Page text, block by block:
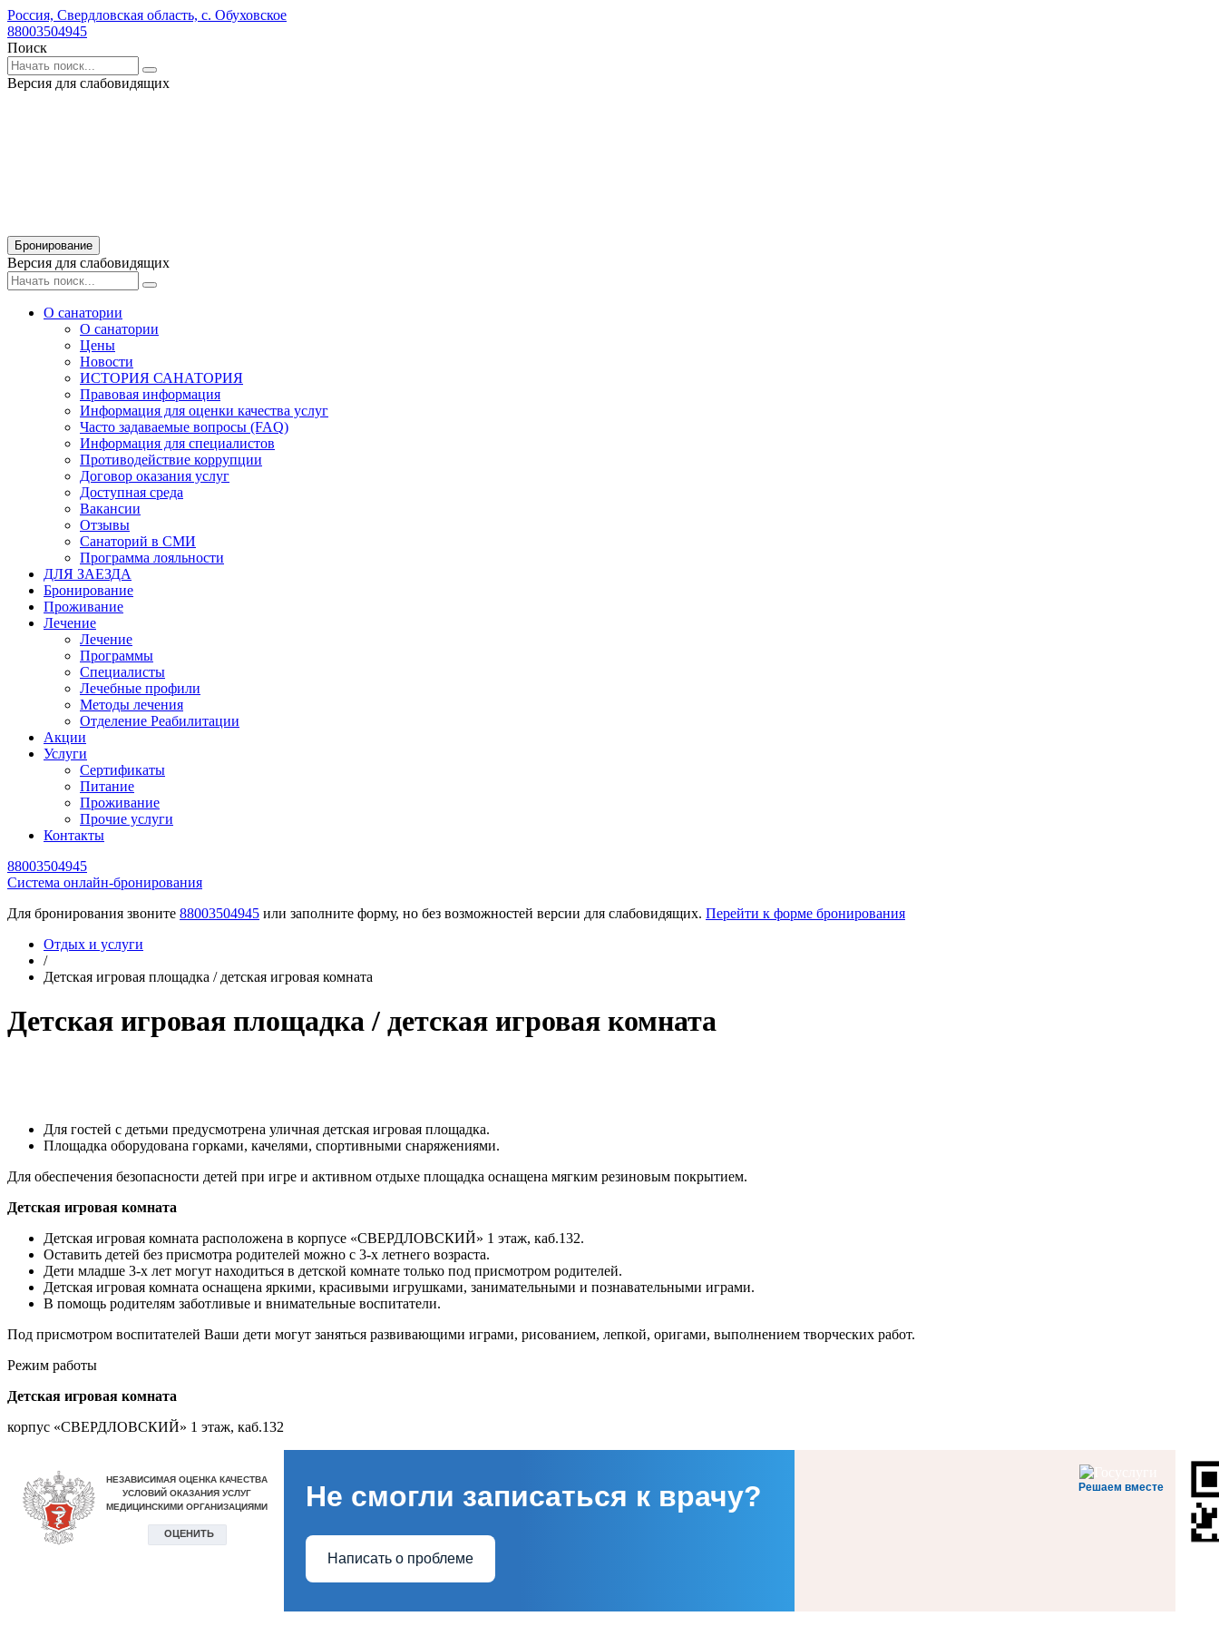
Россия, Свердловская область, с. Обуховское
88003504945
Поиск
Версия для слабовидящих
Бронирование
Версия для слабовидящих
О санатории
О санатории
Цены
Новости
ИСТОРИЯ САНАТОРИЯ
Правовая информация
Информация для оценки качества услуг
Часто задаваемые вопросы (FAQ)
Информация для специалистов
Противодействие коррупции
Договор оказания услуг
Доступная среда
Вакансии
Отзывы
Санаторий в СМИ
Программа лояльности
ДЛЯ ЗАЕЗДА
Бронирование
Проживание
Лечение
Лечение
Программы
Специалисты
Лечебные профили
Методы лечения
Отделение Реабилитации
Акции
Услуги
Сертификаты
Питание
Проживание
Прочие услуги
Контакты
88003504945
Cистема онлайн-бронирования
Для бронирования звоните 88003504945 или заполните форму, но без возможностей версии для слабовидящих. Перейти к форме бронирования
Отдых и услуги
/
Детская игровая площадка / детская игровая комната
Детская игровая площадка / детская игровая комната
Для гостей с детьми предусмотрена уличная детская игровая площадка.
Площадка оборудована горками, качелями, спортивными снаряжениями.
Для обеспечения безопасности детей при игре и активном отдыхе площадка оснащена мягким резиновым покрытием.
Детская игровая комната
Детская игровая комната расположена в корпусе «СВЕРДЛОВСКИЙ» 1 этаж, каб.132.
Оставить детей без присмотра родителей можно с 3-х летнего возраста.
Дети младше 3-х лет могут находиться в детской комнате только под присмотром родителей.
Детская игровая комната оснащена яркими, красивыми игрушками, занимательными и познавательными играми.
В помощь родителям заботливые и внимательные воспитатели.
Под присмотром воспитателей Ваши дети могут заняться развивающими играми, рисованием, лепкой, оригами, выполнением творческих работ.
Режим работы
Детская игровая комната
корпус «СВЕРДЛОВСКИЙ» 1 этаж, каб.132
Решаем вместе
Не смогли записаться к врачу?
Написать о проблеме